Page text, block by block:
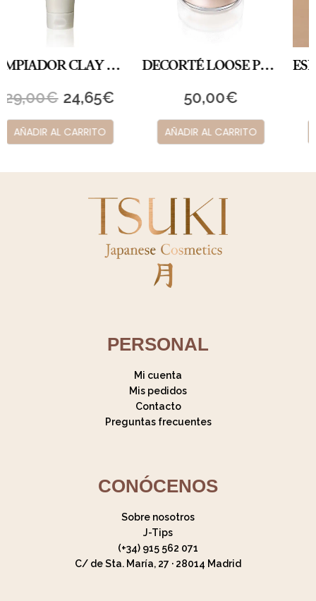
DECORTÉ LOOSE POWDER 06
50,00€
AÑADIR AL CARRITO
ESPUMA LIMPIADORA ÍNTIMA
34,00
AÑADIR AL CARRITO
PERSONAL
Mi cuenta
Mis pedidos
Contacto
Preguntas frecuentes
CONÓCENOS
Sobre nosotros
J-Tips
(+34) 915 562 071
C/ de Sta. María, 27 · 28014 Madrid